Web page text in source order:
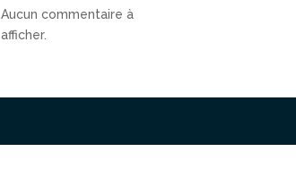
Aucun commentaire à
afficher.